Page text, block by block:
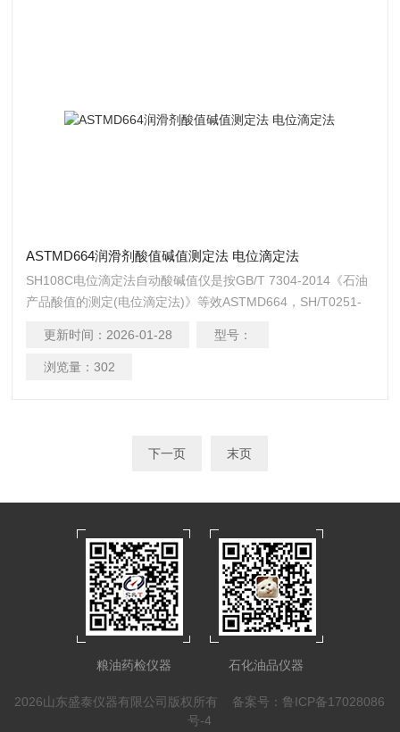
ASTMD664润滑剂酸值碱值测定法 电位滴定法
SH108C电位滴定法自动酸碱值仪是按GB/T 7304-2014《石油
产品酸值的测定(电位滴定法)》等效ASTMD664，SH/T0251-
法值测定法（高氯酸电位滴定法）》及、ASTM D2896、
更新时间： 2026-01-28 型号：
浏览量： 302
下一页 末页
粮油药检仪器 石化油品仪器
2026山东盛泰仪器有限公司版权所有 备案号：鲁ICP备17028086
号-4